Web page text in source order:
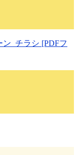
ン_チラシ [PDFフ